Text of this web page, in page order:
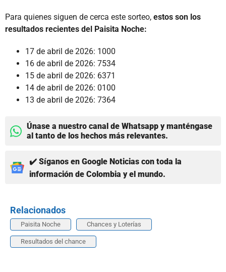
Para quienes siguen de cerca este sorteo, estos son los
resultados recientes del Paisita Noche:
17 de abril de 2026: 1000
16 de abril de 2026: 7534
15 de abril de 2026: 6371
14 de abril de 2026: 0100
13 de abril de 2026: 7364
Únase a nuestro canal de Whatsapp y manténgase
al tanto de los hechos más relevantes.
✔️ Síganos en Google Noticias con toda la
información de Colombia y el mundo.
Relacionados
Paisita Noche Chances y Loterías
Resultados del chance